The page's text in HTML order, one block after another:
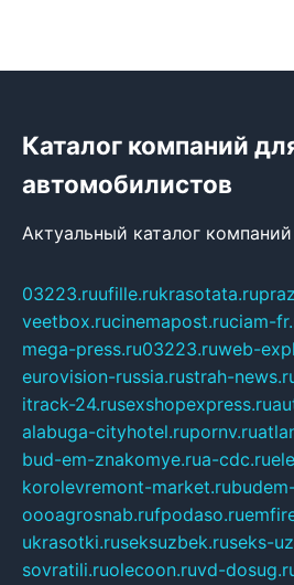
Каталог компаний
автомобилистов
Актуальный каталог
03223.ruufille.rukrasotata.ru
veetbox.rucinemapost.ruciam-
mega-press.ru03223.ruweb-
eurovision-russia.rustrah-
itrack-24.rusexshopexpress.ru
alabuga-cityhotel.rupornv.ru
bud-em-znakomye.rua-cdc.ru
korolevremont-market.ru
oooagrosnab.rufpodaso.ru
ukrasotki.ruseksuzbek.ruseks-
sovratili.ruolecoon.ruvd-